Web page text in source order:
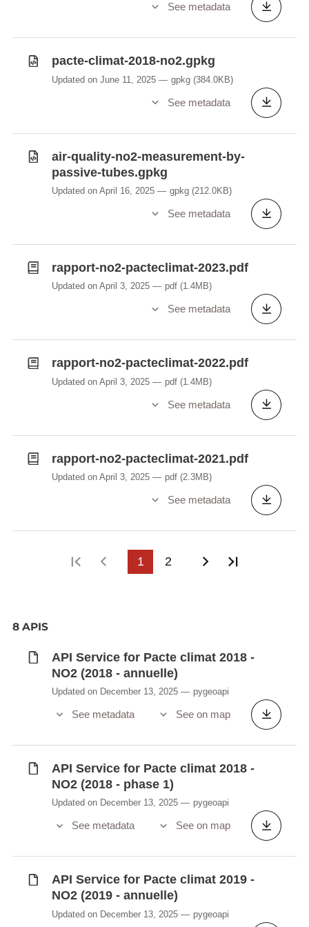
See metadata
pacte-climat-2018-no2.gpkg
Updated on June 11, 2025 gpkg (384.0KB)
See metadata
air-quality-no2-measurement-by-
passive-tubes.gpkg
Updated on April 16, 2025 gpkg (212.0KB)
See metadata
rapport-no2-pacteclimat-2023.pdf
Updated on April 3, 2025 pdf (1.4MB)
See metadata
rapport-no2-pacteclimat-2022.pdf
Updated on April 3, 2025 pdf (1.4MB)
See metadata
rapport-no2-pacteclimat-2021.pdf
Updated on April 3, 2025 pdf (2.3MB)
See metadata
First pagePrevious page
1 2 Next page
8 APIS
API Service for Pacte climat 2018 -
NO2 (2018 - annuelle)
Updated on December 13, 2025 pygeoapi
See metadata See on map
API Service for Pacte climat 2018 -
NO2 (2018 - phase 1)
Updated on December 13, 2025 pygeoapi
See metadata See on map
API Service for Pacte climat 2019 -
NO2 (2019 - annuelle)
Updated on December 13, 2025 pygeoapi